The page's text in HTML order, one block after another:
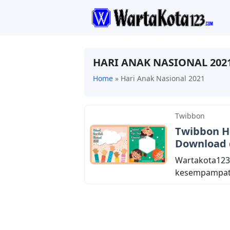
HARI ANAK NASIONAL
Home » Hari Anak Nasional 2021
Twibbon
Twibbon
Download